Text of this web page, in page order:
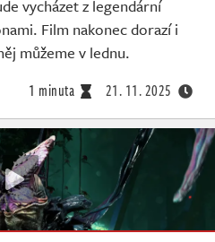
vycházet z legendární
Film nakonec dorazí i
můžeme v lednu.
1 minuta 21. 11. 2025